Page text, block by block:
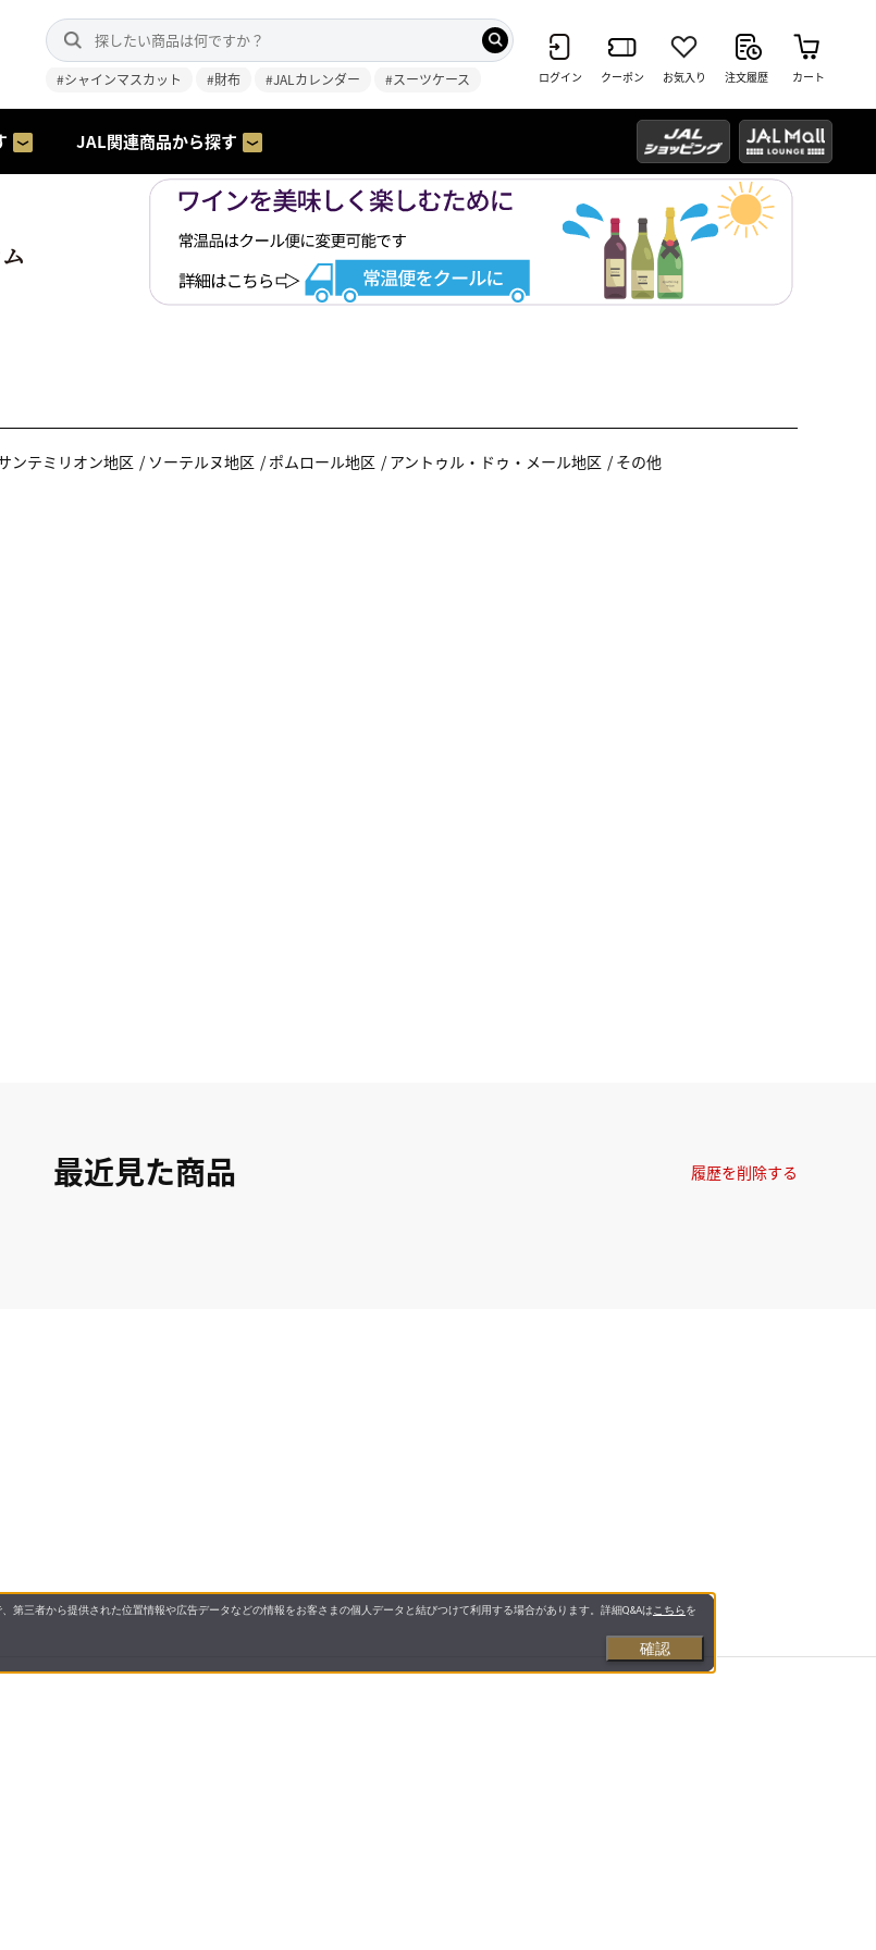
#シャインマスカット #財布 #JALカレンダー #スーツケース ログイン クーポン お気入り 注文履歴 カート
JAL関連商品から探す
ンテミリオン地区 ソーテルヌ地区 ポムロール地区 アントゥル・ドゥ・メール地区 その他
最近見た商品 履歴を削除する
三者から提供された位置情報や広告データなどの情報をお客さまの個人データと結びつけて利用する場合があります。詳細Q&Aは こちらを
確認